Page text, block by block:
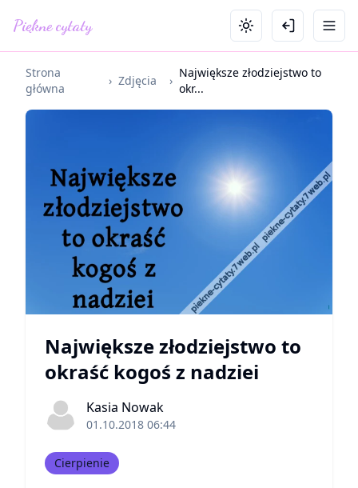
Piękne cytaty
Strona
główna
› Zdjęcia ›
Największe złodziejstwo to
okr...
Największe złodziejstwo to
okraść kogoś z nadziei
Kasia Nowak
01.10.2018 06:44
Cierpienie